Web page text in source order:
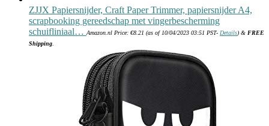
ZJJX Papiersnijder, Craft Paper Trimmer, papiersnijder A4,
scrapbooking gereedschap met vingerbescherming
schuifliniaal… Amazon.nl Price: €8.21 (as of 10/04/2023 03:51 PST- Details) & FREE
Shipping